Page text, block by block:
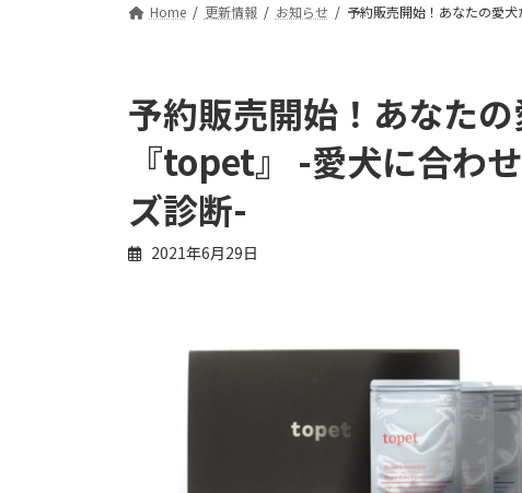
Home 更新情報 お知らせ 予約販売開始！あなたの愛
予約販売開始！あなた
『topet』 -愛犬に合わ
ズ診断-
2021年6月29日